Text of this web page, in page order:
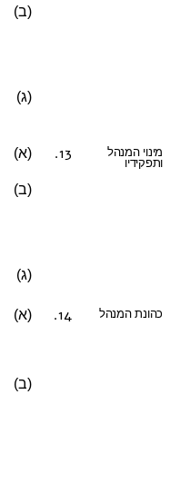
(ב)
(ג)
13.
מינוי המנהל
ותפקידיו
(א)
(ב)
(ג)
14. כהונת המנהל (א)
(ב)